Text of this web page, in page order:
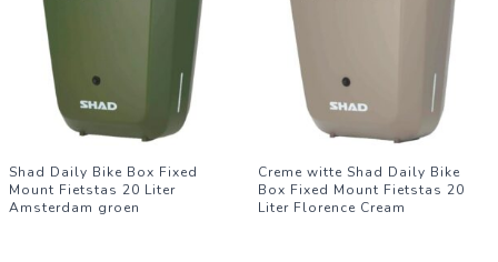
Shad Daily Bike Box Fixed
Mount Fietstas 20 Liter
Amsterdam groen
Creme witte Shad Daily Bike
Box Fixed Mount Fietstas 20
Liter Florence Cream